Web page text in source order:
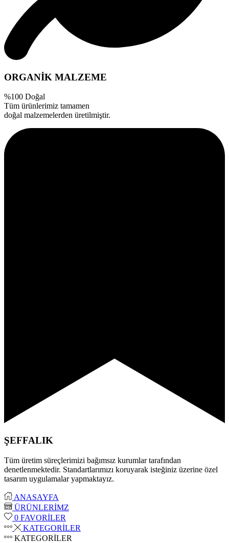
ORGANİK MALZEME
%100 Doğal
Tüm ürünlerimiz tamamen
doğal malzemelerden üretilmiştir.
ŞEFFALIK
Tüm üretim süreçlerimizi bağımsız kurumlar tarafından
denetlenmektedir. Standartlarımızı koruyarak isteğiniz üzerine özel
tasarım uygulamalar yapmaktayız.
ANASAYFA
ÜRÜNLERİMZ
0 FAVORİLER
KATEGORİLER
KATEGORİLER